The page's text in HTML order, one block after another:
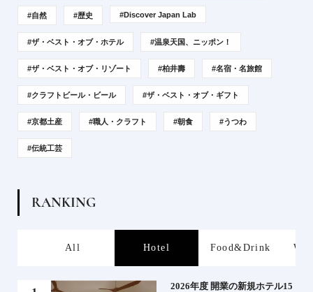
#自然 #歴史 #Discover Japan Lab
#ザ・ベスト・オブ・ホテル #温泉天国、ニッポン！
#ザ・ベスト・オブ・リゾート #柏井壽 #名宿・名旅館
#クラフトビール・ビール #ザ・ベスト・オブ・ギフト
#京都土産 #職人・クラフト #朝食 #うつわ
#伝統工芸
RANKING
All Hotel Food&Drink
2026年度 開業の新規ホテル15